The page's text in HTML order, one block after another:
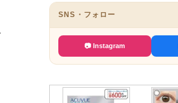
SNS・フォロー
📷 Instagram